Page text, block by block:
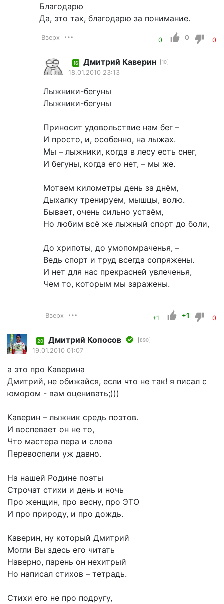
Благодарю
Да, это так, благодарю за понимание.
Вверх 0 0 0
16 Дмитрий Каверин 10
18.01.2010 23:13
Лыжники-бегуны
Лыжники-бегуны
Приносит удовольствие нам бег –
И просто, и, особенно, на лыжах.
Мы – лыжники, когда в лесу есть снег,
И бегуны, когда его нет, – мы же.
Мотаем километры день за днём,
Дыхалку тренируем, мышцы, волю.
Бывает, очень сильно устаём,
Но любим всё же лыжный спорт до боли,
До хрипоты, до умопомраченья, –
Ведь спорт и труд всегда сопряжены.
И нет для нас прекрасней увлеченья,
Чем то, которым мы заражены.
Вверх +1 +1 0
20 Дмитрий Копосов 890
19.01.2010 01:07
а это про Каверина
Дмитрий, не обижайся, если что не так! я писал с
юмором - вам оценивать;)))
Каверин – лыжник средь поэтов.
И воспевает он не то,
Что мастера пера и слова
Перевоспели уж давно.
На нашей Родине поэты
Строчат стихи и день и ночь
Про женщин, про весну, про ЭТО
И про природу, и про дождь.
Каверин, ну который Дмитрий
Могли Вы здесь его читать
Наверно, парень он нехитрый
Но написал стихов – тетрадь.
Стихи его не про подругу,